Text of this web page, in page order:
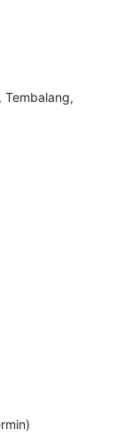
Tembalang,